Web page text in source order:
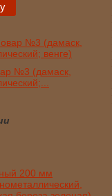
№3 (дамаск,